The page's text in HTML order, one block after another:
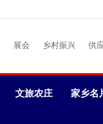
展会 乡村振兴 供
文旅农庄 家乡名